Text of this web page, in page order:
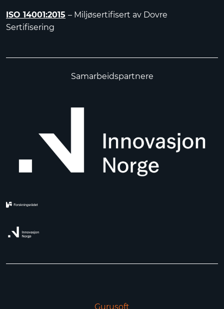
ISO 14001:2015 – Miljøsertifisert av Dovre
Sertifisering
Samarbeidspartnere
Gurusoft